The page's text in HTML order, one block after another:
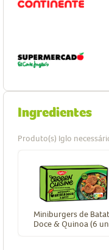
Ingredientes
Produto(s) Iglo
Miniburgers de
Doce & Quinoa (6